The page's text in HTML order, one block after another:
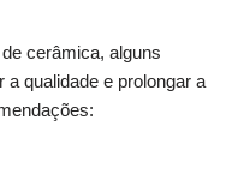
cerâmica, alguns
qualidade e prolongar a